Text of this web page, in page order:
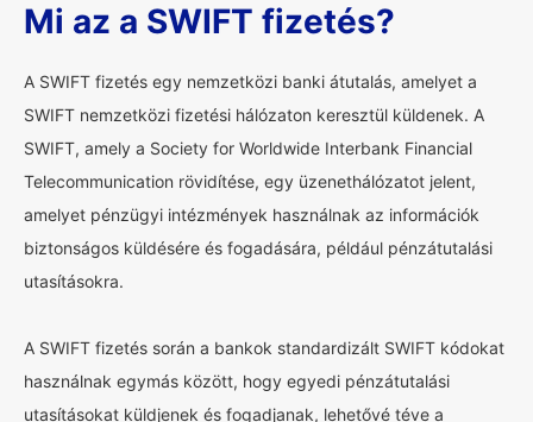
Mi az a SWIFT fizetés?
A SWIFT fizetés egy nemzetközi banki átutalás, amelyet a
SWIFT nemzetközi fizetési hálózaton keresztül küldenek. A
SWIFT, amely a Society for Worldwide Interbank Financial
Telecommunication rövidítése, egy üzenethálózatot jelent,
amelyet pénzügyi intézmények használnak az információk
biztonságos küldésére és fogadására, például pénzátutalási
utasításokra.
A SWIFT fizetés során a bankok standardizált SWIFT kódokat
használnak egymás között, hogy egyedi pénzátutalási
utasításokat küldjenek és fogadjanak, lehetővé téve a